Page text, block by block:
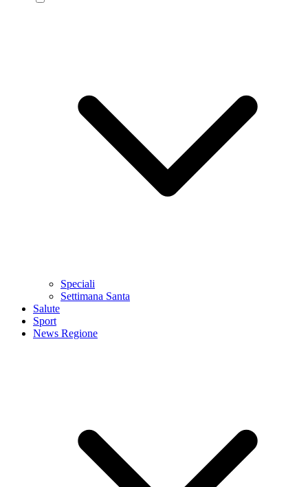
Speciali
Settimana Santa
Salute
Sport
News Regione